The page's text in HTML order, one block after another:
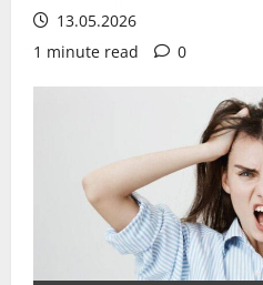
13.05.2026
1 minute read
0